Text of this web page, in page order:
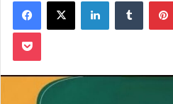
email
Pocket